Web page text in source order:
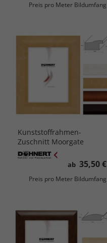
Preis pro Meter Bildumfang
Kunststoffrahmen-
Zuschnitt Moorgate
ab 35,50 €
Preis pro Meter Bildumfang